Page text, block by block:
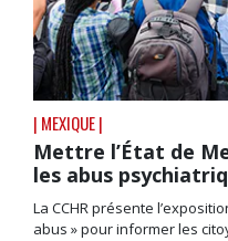
| MEXIQUE |
Mettre l’État de
les abus
La CCHR présente
abus » pour informer les